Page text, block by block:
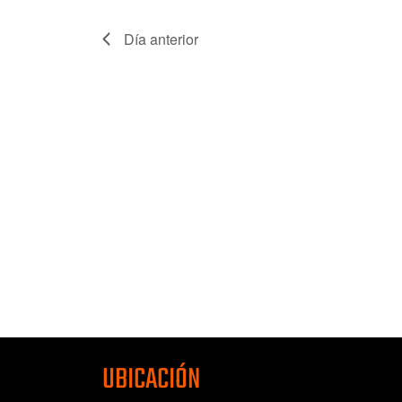
Día anterior
UBICACIÓN